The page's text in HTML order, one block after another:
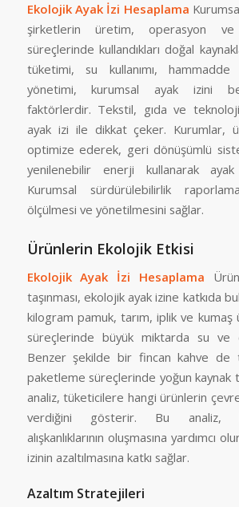
Ekolojik Ayak İzi Hesaplama
şirketlerin üretim, operasyon
süreçlerinde kullandıkları doğal
tüketimi, su kullanımı,
yönetimi, kurumsal ayak izini
faktörlerdir. Tekstil, gıda ve
ayak izi ile dikkat çeker. Kurumlar,
optimize ederek, geri dönüşümlü
yenilenebilir enerji kullanarak
Kurumsal sürdürülebilirlik
ölçülmesi ve yönetilmesini sağlar.
Ürünlerin Ekolojik Etkisi
Ekolojik Ayak İzi Hesaplama
taşınması, ekolojik ayak izine katkıda
kilogram pamuk, tarım, iplik ve kumaş
süreçlerinde büyük miktarda su ve
Benzer şekilde bir fincan kahve de
paketleme süreçlerinde yoğun kaynak
analiz, tüketicilere hangi ürünlerin
verdiğini gösterir. Bu analiz,
alışkanlıklarının oluşmasına yardımcı
izinin azaltılmasına katkı sağlar.
Azaltım Stratejileri